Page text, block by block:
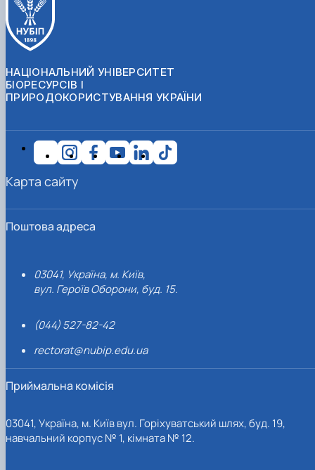
НАЦІОНАЛЬНИЙ УНІВЕРСИТЕТ
БІОРЕСУРСІВ І
ПРИРОДОКОРИСТУВАННЯ УКРАЇНИ
Поштова адреса
03041, Україна, м. Київ,
вул. Героїв Оборони, буд. 15.
(044) 527-82-42
rectorat@nubip.edu.ua
Приймальна комісія
03041, Україна, м. Київ вул. Горіхуватський шлях, буд. 19,
навчальний корпус № 1, кімната № 12.
Карта сайту